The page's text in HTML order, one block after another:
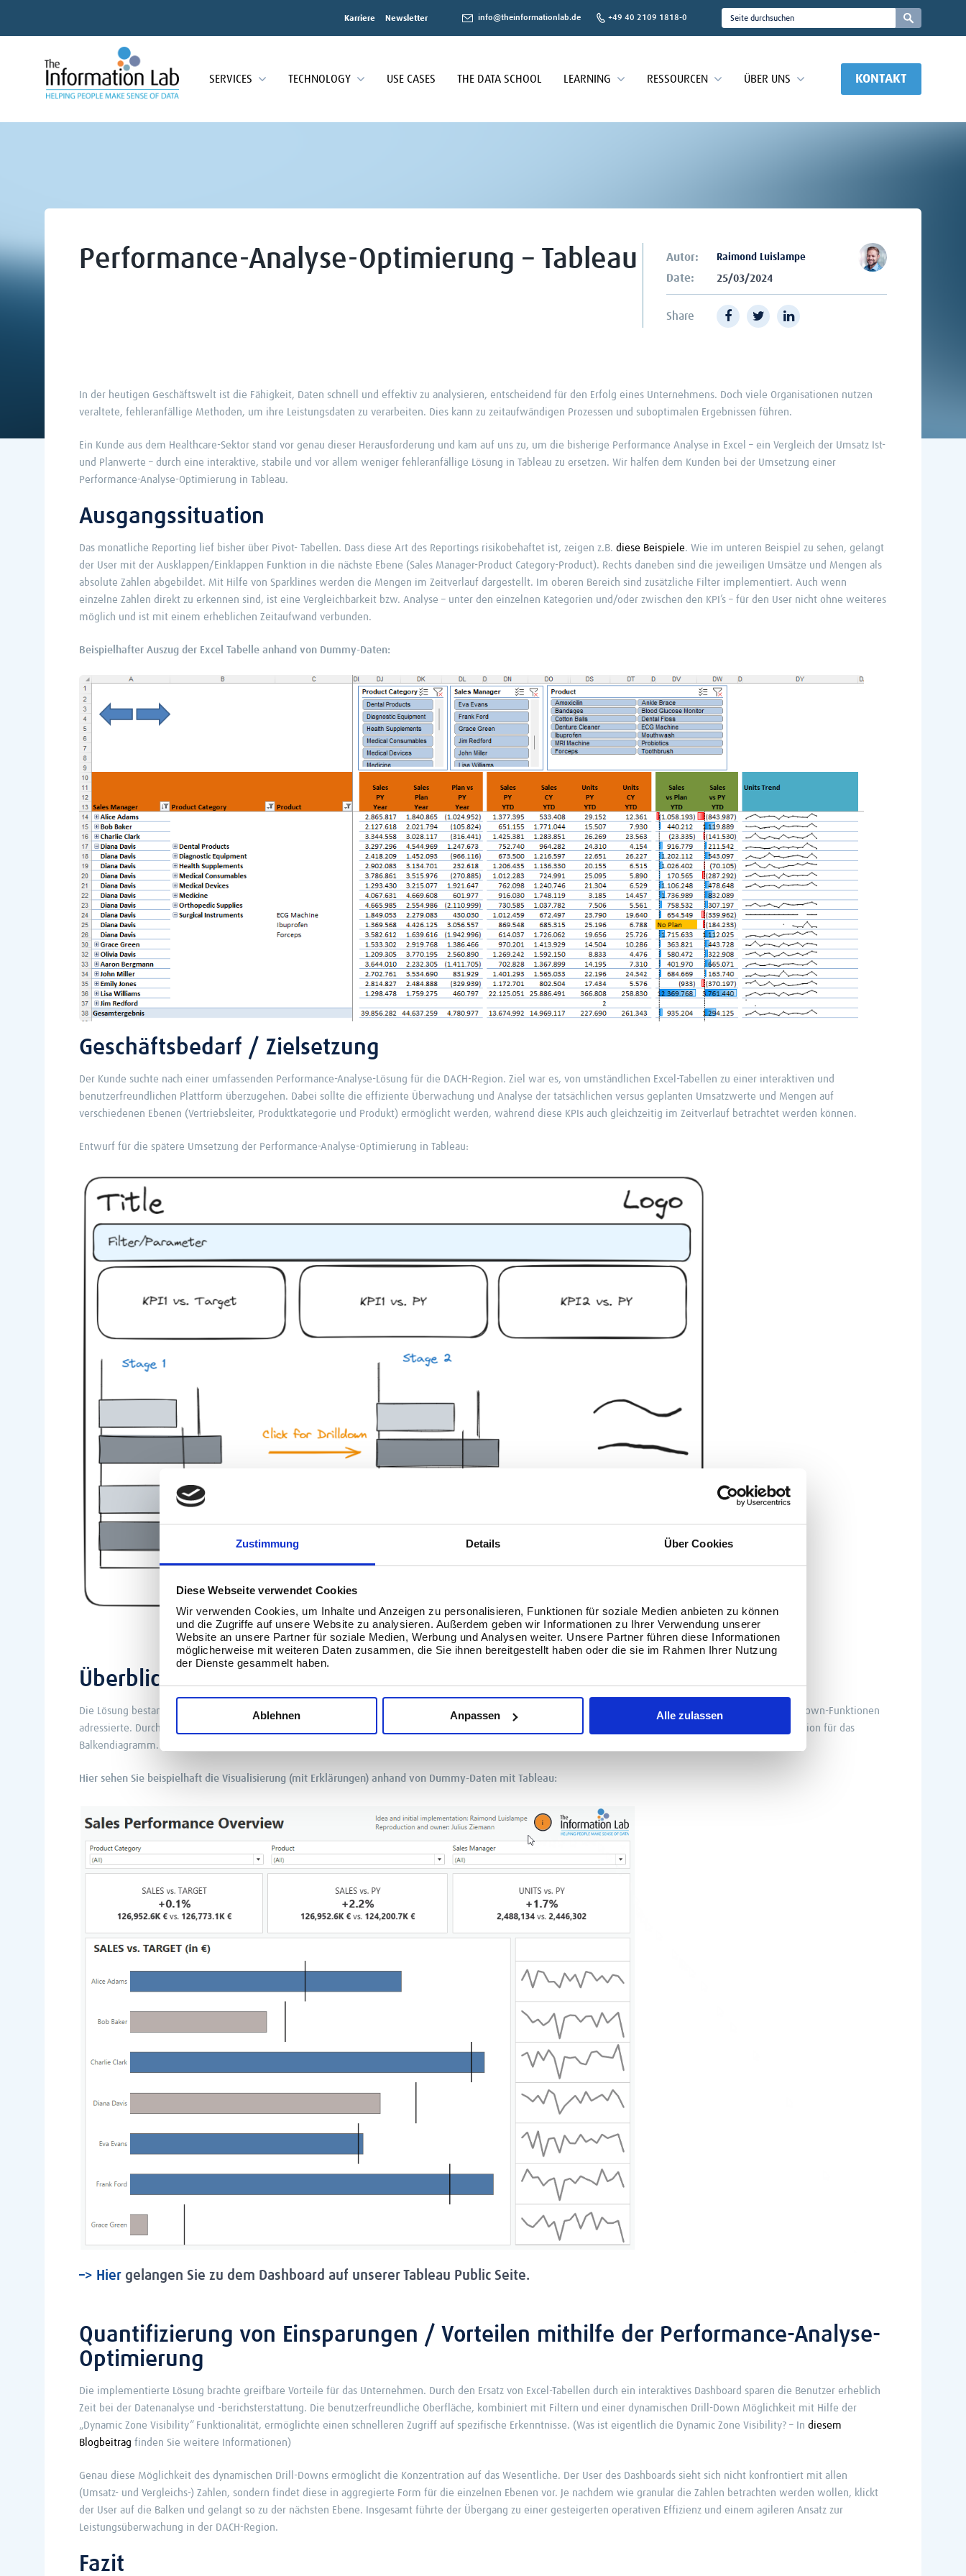
Zustimmung Details Über Cookies
Diese Webseite verwendet Cookies
Wir verwenden Cookies, um Inhalte und Anzeigen zu personalisieren, Funktionen für soziale Medien anbieten zu können
und die Zugriffe auf unsere Website zu analysieren. Außerdem geben wir Informationen zu Ihrer Verwendung unserer
Website an unsere Partner für soziale Medien, Werbung und Analysen weiter. Unsere Partner führen diese Informationen
möglicherweise mit weiteren Daten zusammen, die Sie ihnen bereitgestellt haben oder die sie im Rahmen Ihrer Nutzung
der Dienste gesammelt haben.
Ablehnen Anpassen Alle zulassen
Karriere Newsletter info@theinformationlab.de +49 40 2109 1818-0
SERVICES TECHNOLOGY USE CASES THE DATA SCHOOL LEARNING RESSOURCEN ÜBER UNS KONTAKT
Performance-Analyse-Optimierung – Tableau Autor: Raimond Luislampe
Date: 25/03/2024
Share
In der heutigen Geschäftswelt ist die Fähigkeit, Daten schnell und effektiv zu analysieren, entscheidend für den Erfolg eines Unternehmens. Doch viele Organisationen nutzen
veraltete, fehleranfällige Methoden, um ihre Leistungsdaten zu verarbeiten. Dies kann zu zeitaufwändigen Prozessen und suboptimalen Ergebnissen führen.
Ein Kunde aus dem Healthcare-Sektor stand vor genau dieser Herausforderung und kam auf uns zu, um die bisherige Performance Analyse in Excel – ein Vergleich der Umsatz Ist-
und Planwerte – durch eine interaktive, stabile und vor allem weniger fehleranfällige Lösung in Tableau zu ersetzen. Wir halfen dem Kunden bei der Umsetzung einer
Performance-Analyse-Optimierung in Tableau.
Ausgangssituation
Das monatliche Reporting lief bisher über Pivot- Tabellen. Dass diese Art des Reportings risikobehaftet ist, zeigen z.B. diese Beispiele. Wie im unteren Beispiel zu sehen, gelangt
der User mit der Ausklappen/Einklappen Funktion in die nächste Ebene (Sales Manager-Product Category-Product). Rechts daneben sind die jeweiligen Umsätze und Mengen als
absolute Zahlen abgebildet. Mit Hilfe von Sparklines werden die Mengen im Zeitverlauf dargestellt. Im oberen Bereich sind zusätzliche Filter implementiert. Auch wenn
einzelne Zahlen direkt zu erkennen sind, ist eine Vergleichbarkeit bzw. Analyse – unter den einzelnen Kategorien und/oder zwischen den KPI’s – für den User nicht ohne weiteres
möglich und ist mit einem erheblichen Zeitaufwand verbunden.
Beispielhafter Auszug der Excel Tabelle anhand von Dummy-Daten:
Geschäftsbedarf / Zielsetzung
Der Kunde suchte nach einer umfassenden Performance-Analyse-Lösung für die DACH-Region. Ziel war es, von umständlichen Excel-Tabellen zu einer interaktiven und
benutzerfreundlichen Plattform überzugehen. Dabei sollte die effiziente Überwachung und Analyse der tatsächlichen versus geplanten Umsatzwerte und Mengen auf
verschiedenen Ebenen (Vertriebsleiter, Produktkategorie und Produkt) ermöglicht werden, während diese KPIs auch gleichzeitig im Zeitverlauf betrachtet werden können.
Entwurf für die spätere Umsetzung der Performance-Analyse-Optimierung in Tableau:
Überblick über die Lösung zur Performance-Analyse
Die Lösung bestand darin ein Dashboard zu erstellen, das spezifische Aspekte der tatsächlichen Verkäufe, der Zielwerte und der Menge mit dynamischen Drill-Down-Funktionen
adressierte. Durch die Darstellung als BSN’s (Big Single Numbers) sind wichtige Kennzahlen auf einen Blick zu erkennen und bieten gleichzeitig eine Filterfunktion für das
Balkendiagramm. Das Design ermöglicht einen Wechsel von traditionellen Tabellenberichten zu einer intuitiveren und interaktiveren Dashboard-Erfahrung.
Hier sehen Sie beispielhaft die Visualisierung (mit Erklärungen) anhand von Dummy-Daten mit Tableau:
–> Hier gelangen Sie zu dem Dashboard auf unserer Tableau Public Seite.
Quantifizierung von Einsparungen / Vorteilen mithilfe der Performance-Analyse-
Optimierung
Die implementierte Lösung brachte greifbare Vorteile für das Unternehmen. Durch den Ersatz von Excel-Tabellen durch ein interaktives Dashboard sparen die Benutzer erheblich
Zeit bei der Datenanalyse und -berichsterstattung. Die benutzerfreundliche Oberfläche, kombiniert mit Filtern und einer dynamischen Drill-Down Möglichkeit mit Hilfe der
„Dynamic Zone Visibility“ Funktionalität, ermöglichte einen schnelleren Zugriff auf spezifische Erkenntnisse. (Was ist eigentlich die Dynamic Zone Visibility? – In diesem
Blogbeitrag finden Sie weitere Informationen)
Genau diese Möglichkeit des dynamischen Drill-Downs ermöglicht die Konzentration auf das Wesentliche. Der User des Dashboards sieht sich nicht konfrontiert mit allen
(Umsatz- und Vergleichs-) Zahlen, sondern findet diese in aggregierte Form für die einzelnen Ebenen vor. Je nachdem wie granular die Zahlen betrachten werden wollen, klickt
der User auf die Balken und gelangt so zu der nächsten Ebene. Insgesamt führte der Übergang zu einer gesteigerten operativen Effizienz und einem agileren Ansatz zur
Leistungsüberwachung in der DACH-Region.
Fazit